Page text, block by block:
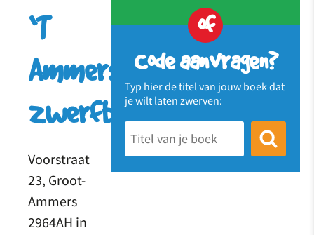
of
Code aanvragen?
Typ hier de titel van jouw boek dat
je wilt laten zwerven:
‘T
Ammers
zwerfboek
Voorstraat
23, Groot-
Ammers
2964AH in